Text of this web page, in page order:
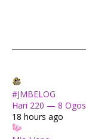
#JMBELOG
Hari 220 — 8 Ogos
18 hours ago